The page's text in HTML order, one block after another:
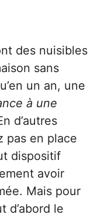
des nuisibles
sans
un an, une
à une
d’autres
pas en place
dispositif
avoir
Mais pour
d’abord le